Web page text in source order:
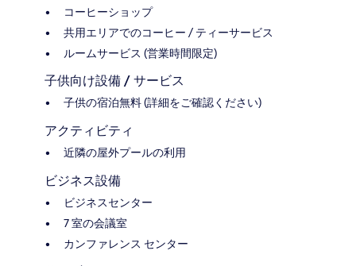
コーヒーショップ
共用エリアでのコーヒー / ティーサービス
ルームサービス (営業時間限定)
子供向け設備 / サービス
子供の宿泊無料 (詳細をご確認ください)
アクティビティ
近隣の屋外プールの利用
ビジネス設備
ビジネスセンター
7 室の会議室
カンファレンス センター